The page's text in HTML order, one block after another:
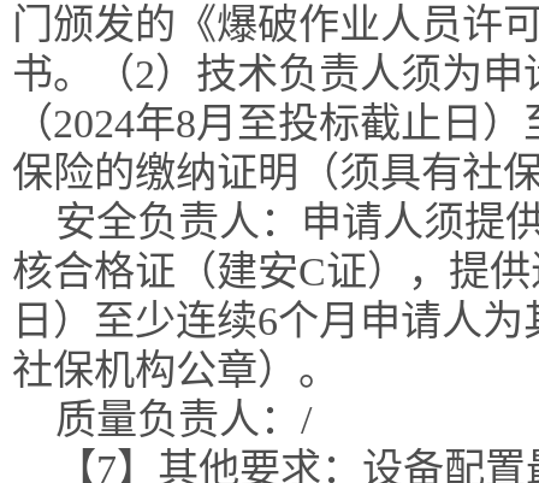
门颁发的《爆破作业人员许
书。（2）技术负责人须为
（2024年8月至投标截止日
保险的缴纳证明（须具有社
安全负责人：申请人须提
核合格证（建安C证），提
日）至少连续6个月申请人
社保机构公章）。
质量负责人：/
【7】其他要求：设备配